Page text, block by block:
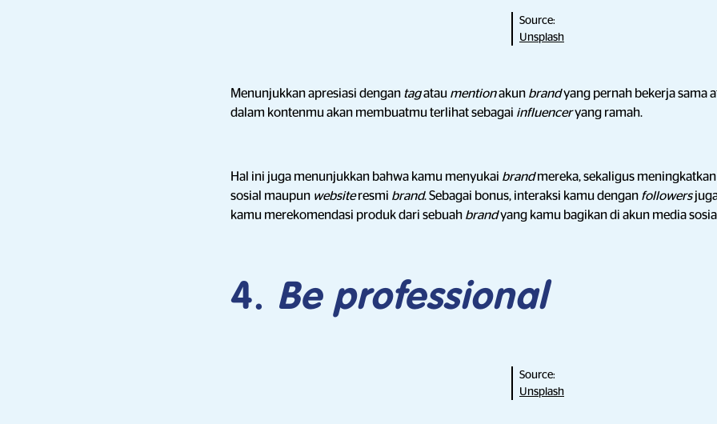
Source:
Unsplash
Menunjukkan apresiasi dengan tagatau mentionakun brandyang pernah bekerja sama
dalam kontenmu akan membuatmu terlihat sebagai influenceryang ramah.
Hal ini juga menunjukkan bahwa kamu menyukai brandmereka, sekaligus
sosial maupun websiteresmi brand. Sebagai bonus, interaksi kamu dengan followers
kamu merekomendasi produk dari sebuah brandyang kamu bagikan di akun media
4. Be professional
Source:
Unsplash